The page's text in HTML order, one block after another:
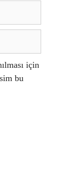
için
bu